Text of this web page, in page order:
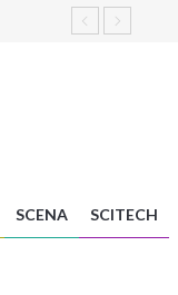
SCENA SCITECH